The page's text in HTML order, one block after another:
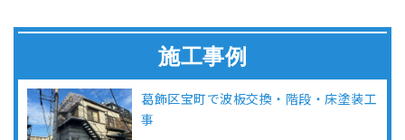
施工事例
葛飾区宝町で波板交換・階段・床塗装工
事